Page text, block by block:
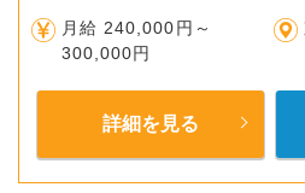
月給 240,000円～
300,000円
詳細を見る